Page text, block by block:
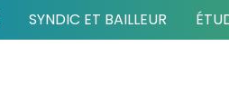
SYNDIC ET BAILLEUR